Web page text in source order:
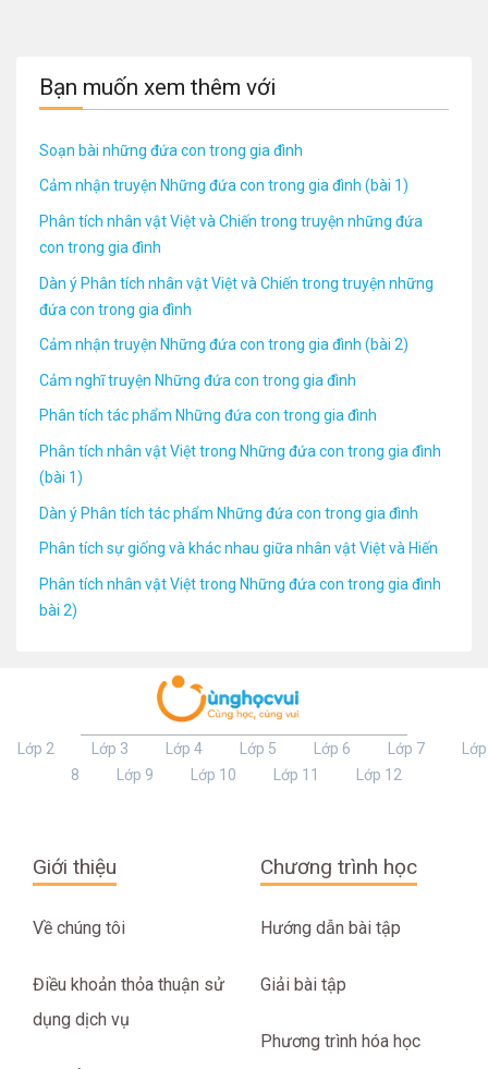
Bạn muốn xem thêm với
Soạn bài những đứa con trong gia đình
Cảm nhận truyện Những đứa con trong gia đình (bài 1)
Phân tích nhân vật Việt và Chiến trong truyện những đứa
con trong gia đình
Dàn ý Phân tích nhân vật Việt và Chiến trong truyện những
đứa con trong gia đình
Cảm nhận truyện Những đứa con trong gia đình (bài 2)
Cảm nghĩ truyện Những đứa con trong gia đình
Phân tích tác phẩm Những đứa con trong gia đình
Phân tích nhân vật Việt trong Những đứa con trong gia đình
(bài 1)
Dàn ý Phân tích tác phẩm Những đứa con trong gia đình
Phân tích sự giống và khác nhau giữa nhân vật Việt và Hiến
Phân tích nhân vật Việt trong Những đứa con trong gia đình
bài 2)
Lớp 2 Lớp 3 Lớp 4 Lớp 5 Lớp 6 Lớp 7
Lớp
8
Lớp 9 Lớp 10 Lớp 11 Lớp 12
Giới thiệu
Về chúng tôi
Điều khoản thỏa thuận sử
dụng dịch vụ
Chương trình học
Hướng dẫn bài tập
Giải bài tập
Phương trình hóa học